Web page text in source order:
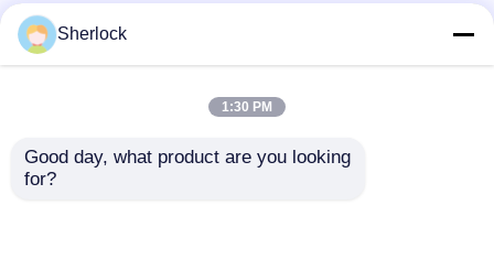
Sherlock
1:30 PM
Good day, what product are you looking
for?